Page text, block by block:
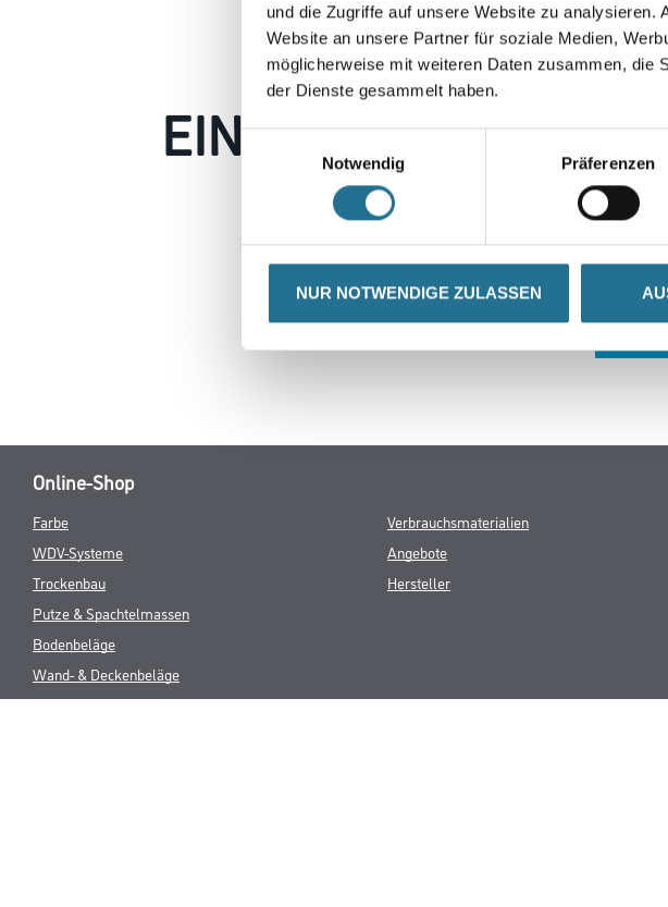
und die Zugriffe auf unsere Website zu
Website an unsere Partner für soziale Medien,
möglicherweise mit weiteren Daten zusammen, die
der Dienste gesammelt haben.
Notwendig
Präferenzen
NUR NOTWENDIGE ZULASSEN
EIN KLEINER
Keine Sorge, wir pinseln schon an der
Erkunden Sie in der Zwischenzeit
Online-Shop
Farbe
WDV-Systeme
Trockenbau
Putze & Spachtelmassen
Bodenbeläge
Wand- & Deckenbeläge
Werkzeug & Maschinen
Verbrauchsmaterialien
Angebote
Hersteller